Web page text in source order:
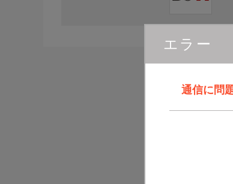
エラー
通信に問